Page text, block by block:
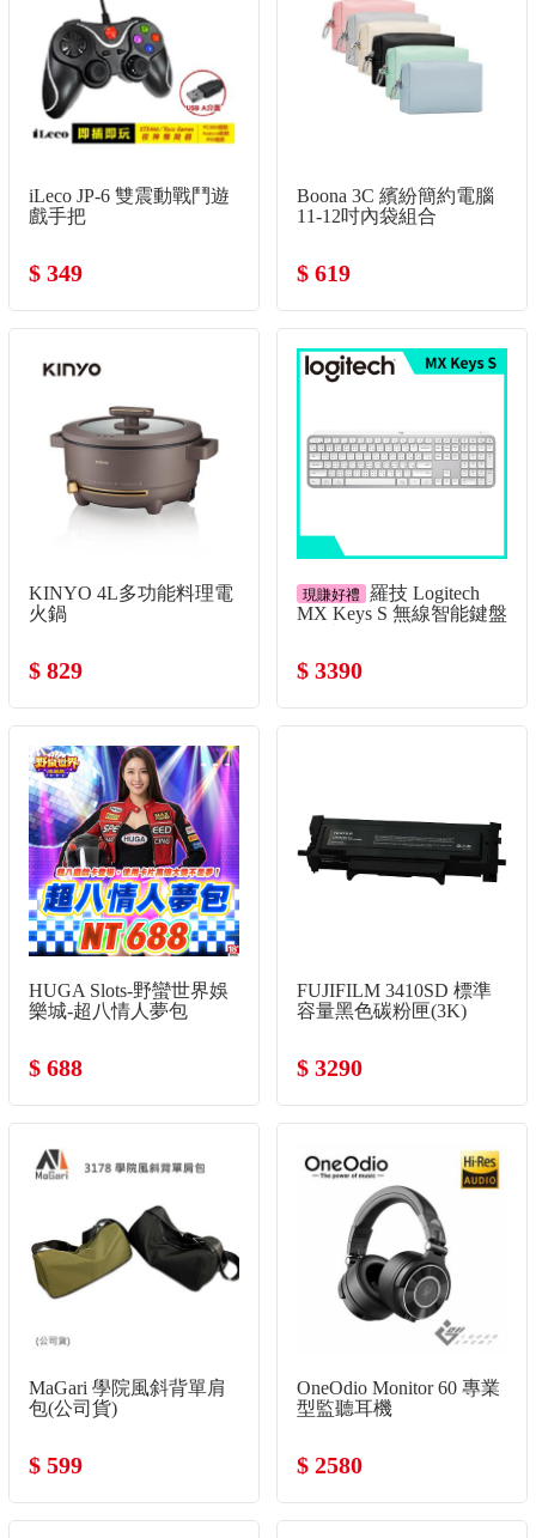
iLeco JP-6 雙震動戰鬥遊
戲手把
$ 349
Boona 3C 繽紛簡約電腦
11-12吋內袋組合
$ 619
KINYO 4L多功能料理電
火鍋
$ 829
現賺好禮
羅技 Logitech
MX Keys S 無線智能鍵盤
$ 3390
HUGA Slots-野蠻世界娛
樂城-超八情人夢包
$ 688
FUJIFILM 3410SD 標準
容量黑色碳粉匣(3K)
$ 3290
MaGari 學院風斜背單肩
包(公司貨)
$ 599
OneOdio Monitor 60 專業
型監聽耳機
$ 2580